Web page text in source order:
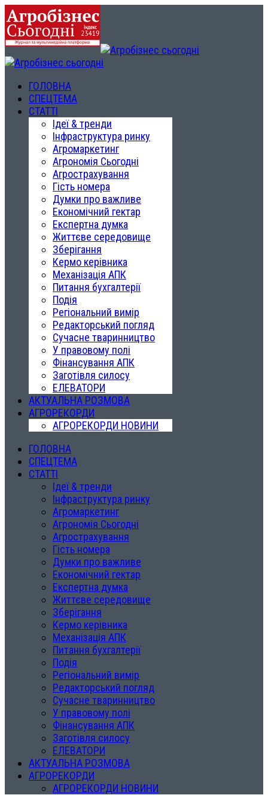
ГОЛОВНА
СПЕЦТЕМА
СТАТТІ
Ідеї & тренди
Інфраструктура ринку
Агромаркетинг
Агрономія Сьогодні
Агрострахування
Гість номера
Думки про важливе
Економічний гектар
Експертна думка
Життєве середовище
Зберігання
Кермо керівника
Механізація АПК
Питання бухгалтерії
Подія
Регіональний вимір
Редакторський погляд
Сучасне тваринництво
У правовому полі
Фінансування АПК
Заготівля силосу
ЕЛЕВАТОРИ
АКТУАЛЬНА РОЗМОВА
АГРОРЕКОРДИ
АГРОРЕКОРДИ НОВИНИ
ГОЛОВНА
СПЕЦТЕМА
СТАТТІ
Ідеї & тренди
Інфраструктура ринку
Агромаркетинг
Агрономія Сьогодні
Агрострахування
Гість номера
Думки про важливе
Економічний гектар
Експертна думка
Життєве середовище
Зберігання
Кермо керівника
Механізація АПК
Питання бухгалтерії
Подія
Регіональний вимір
Редакторський погляд
Сучасне тваринництво
У правовому полі
Фінансування АПК
Заготівля силосу
ЕЛЕВАТОРИ
АКТУАЛЬНА РОЗМОВА
АГРОРЕКОРДИ
АГРОРЕКОРДИ НОВИНИ